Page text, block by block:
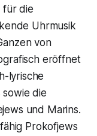
für die
Uhrmusik
von
eröffnet
lyrische
die
und Marins.
Prokofjews